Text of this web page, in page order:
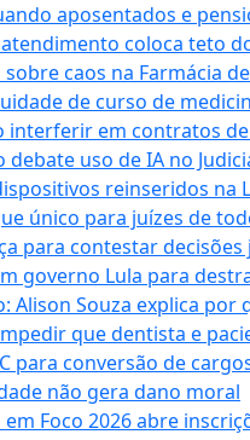
aposentados e
coloca teto
caos na Farmácia
de curso de
interferir em contratos
debate uso de IA no
reinseridos na
único para juízes de
para contestar
governo Lula para
Alison Souza explica
que dentista e
para conversão de
não gera dano moral
Foco 2026 abre